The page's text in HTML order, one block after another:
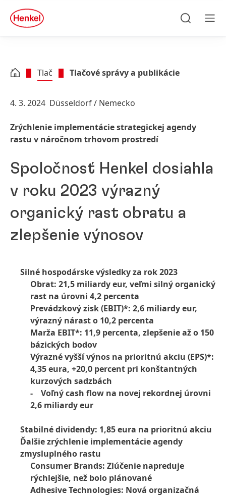
Skip to footer
quick
search
Tlač Tlačové správy a publikácie
4. 3. 2024 Düsseldorf / Nemecko
Zrýchlenie implementácie strategickej agendy
rastu v náročnom trhovom prostredí
Spoločnosť Henkel dosiahla
v roku 2023 výrazný
organický rast obratu a
zlepšenie výnosov
Silné hospodárske výsledky za rok 2023
Obrat: 21,5 miliardy eur, veľmi silný organický
rast na úrovni 4,2 percenta
Prevádzkový zisk(EBIT)*: 2,6 miliardy eur,
výrazný nárast o 10,2 percenta
Marža EBIT*: 11,9 percenta, zlepšenie až o 150
bázických bodov
Výrazné vyšší výnos na prioritnú akciu (EPS)*:
4,35 eura, +20,0 percent pri konštantných
kurzových sadzbách
- Voľný cash flow na novej rekordnej úrovni
2,6 miliardy eur
Stabilné dividendy: 1,85 eura na prioritnú akciu
Ďalšie zrýchlenie implementácie agendy
zmysluplného rastu
Consumer Brands: Zlúčenie napreduje
rýchlejšie, než bolo plánované
Adhesive Technologies: Nová organizačná